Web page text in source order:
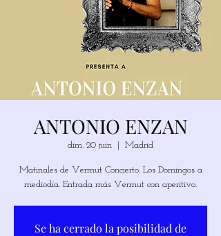
ANTONIO ENZAN
dim. 20 juin Madrid
Matinales de Vermut Concierto. Los Domingos a
mediodía. Entrada más Vermut con aperitivo.
Se ha cerrado la posibilidad de